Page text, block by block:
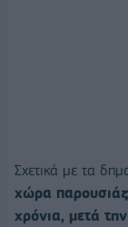
Σχετικά με τα
χώρα
χρόνια, μετά